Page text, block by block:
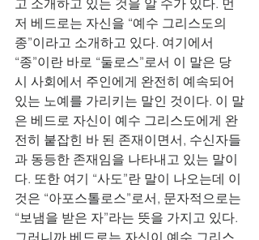
고 소개하고 있는 것을 알 수가 있다. 먼
저 베드로는 자신을 “예수 그리스도의
종”이라고 소개하고 있다. 여기에서
“종”이란 바로 “둘로스”로서 이 말은 당
시 사회에서 주인에게 완전히 예속되어
있는 노예를 가리키는 말인 것이다. 이 말
은 베드로 자신이 예수 그리스도에게 완
전히 붙잡힌 바 된 존재이면서, 수신자들
과 동등한 존재임을 나타내고 있는 말이
다. 또한 여기 “사도”란 말이 나오는데 이
것은 “아포스톨로스”로서, 문자적으로는
“보냄을 받은 자”라는 뜻을 가지고 있다.
그러니까 베드로는 자신이 예수 그리스